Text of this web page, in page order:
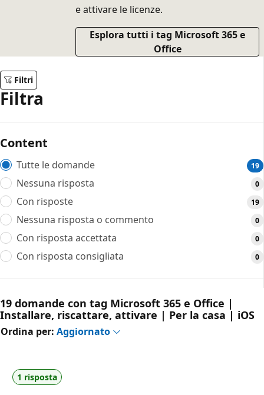
e attivare le licenze.
Esplora tutti i tag Microsoft 365 e
Office
Filtri
Filtra
Content
Tutte le domande 19
Nessuna risposta 0
Con risposte 19
Nessuna risposta o commento 0
Con risposta accettata 0
Con risposta consigliata 0
19 domande con tag Microsoft 365 e Office |
Installare, riscattare, attivare | Per la casa | iOS
Ordina per: Aggiornato
1 risposta